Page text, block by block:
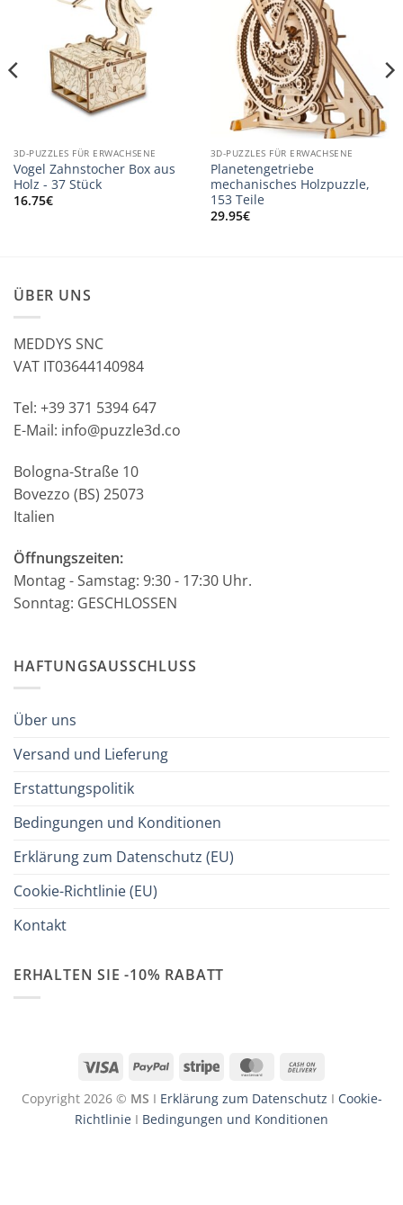
3D-PUZZLES FÜR ERWACHSENE
Vogel Zahnstocher Box aus
Holz - 37 Stück
16.75€
3D-PUZZLES FÜR ERWACHSENE
Planetengetriebe
mechanisches Holzpuzzle,
153 Teile
29.95€
ÜBER UNS
MEDDYS SNC
VAT IT03644140984
Tel: +39 371 5394 647
E-Mail: info@puzzle3d.co
Bologna-Straße 10
Bovezzo (BS) 25073
Italien
Öffnungszeiten:
Montag - Samstag: 9:30 - 17:30 Uhr.
Sonntag: GESCHLOSSEN
HAFTUNGSAUSSCHLUSS
Über uns
Versand und Lieferung
Erstattungspolitik
Bedingungen und Konditionen
Erklärung zum Datenschutz (EU)
Cookie-Richtlinie (EU)
Kontakt
ERHALTEN SIE -10% RABATT
Visa PayPal Stripe MasterCard
Delivery
Copyright 2026 © MS I Erklärung zum Datenschutz I Cookie-
Richtlinie I Bedingungen und Konditionen